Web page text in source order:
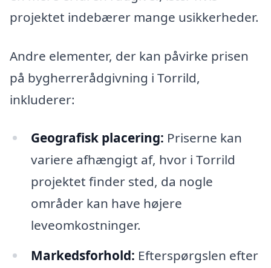
projektet indebærer mange usikkerheder.
Andre elementer, der kan påvirke prisen
på bygherrerådgivning i Torrild,
inkluderer:
Geografisk placering: Priserne kan
variere afhængigt af, hvor i Torrild
projektet finder sted, da nogle
områder kan have højere
leveomkostninger.
Markedsforhold: Efterspørgslen efter